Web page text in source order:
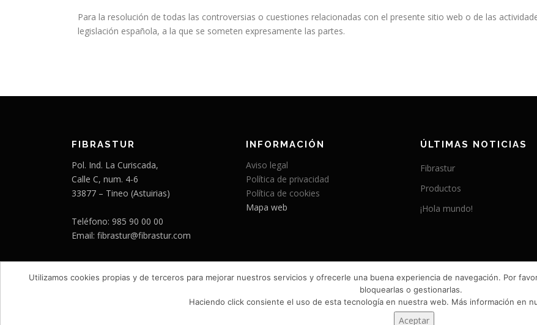
Para la resolución de todas las controversias o cuestiones relacionadas con el presente sitio web o de las
legislación española, a la que se someten expresamente las partes.
FIBRASTUR
Pol. Ind. La Curiscada,
Calle C, num. 4-6
33877 – Tineo (Astuirias)
Teléfono: 985 90 00 00
Email: fibrastur@fibrastur.com
INFORMACIÓN
Aviso legal
Política de privacidad
Política de cookies
Mapa web
ÚLTIMAS NOTICIAS
Fibrastur
Productos
¡Hola mundo!
Copyright © 2026 Fibrastur TemaOnePress
Utilizamos cookies propias y de terceros para mejorar nuestros servicios y ofrecerle una buena experiencia de navegación. Por
bloquearlas o gestionarlas.
Haciendo click consiente el uso de esta tecnología en nuestra web. Más información en
Aceptar